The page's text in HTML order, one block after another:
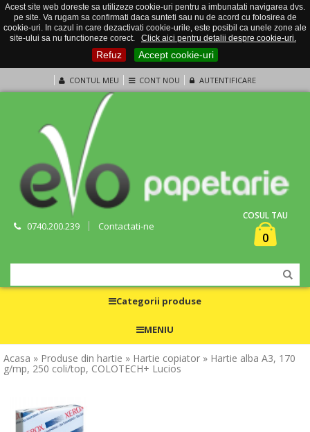
Acest site web doreste sa utilizeze cookie-uri pentru a imbunatati navigarea dvs.
pe site. Va rugam sa confirmati daca sunteti sau nu de acord cu folosirea de
cookie-uri. In cazul in care dezactivati cookie-urile, este posibil ca unele zone ale
site-ului sa nu functioneze corect.
Click aici pentru detalii despre cookie-uri.
Refuz Accept cookie-uri
CONTUL MEU CONT NOU AUTENTIFICARE
0740.200.239 Contactati-ne
COSUL TAU
0
Categorii produse
MENIU
Acasa » Produse din hartie » Hartie copiator » Hartie alba A3, 170
g/mp, 250 coli/top, COLOTECH+ Lucios